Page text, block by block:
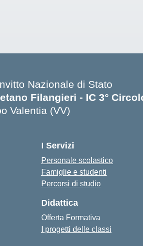
Nazionale di Stato
Filangieri - IC 3°
Valentia (VV)
I Servizi
Personale scolastico
Famiglie e studenti
Percorsi di studio
Didattica
Offerta Formativa
I progetti delle classi